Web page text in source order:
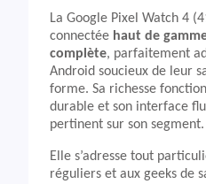
La Google Pixel Watch 4
connectée haut de
complète, parfaitement
Android soucieux de leur
forme. Sa richesse
durable et son interface
pertinent sur son segment.
Elle s’adresse tout
réguliers et aux geeks de